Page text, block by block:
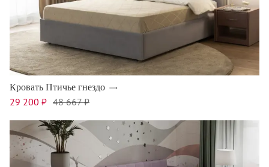
Кровать Птичье гнездо
29 200 ₽ 48 667 ₽